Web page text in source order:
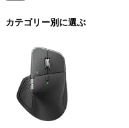
カテゴリー別に選ぶ